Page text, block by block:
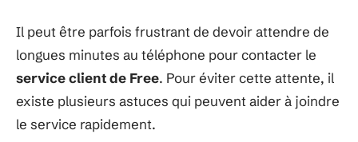
Il peut être parfois frustrant de devoir attendre de
longues minutes au téléphone pour contacter le
service client de Free. Pour éviter cette attente, il
existe plusieurs astuces qui peuvent aider à joindre
le service rapidement.